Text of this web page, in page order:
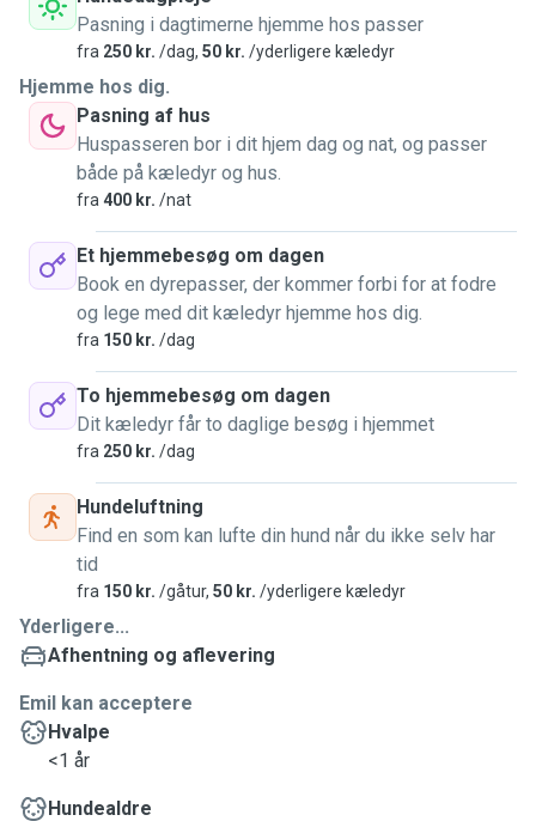
Derudover nyder jeg at tilbringe tid med mine venner, spille
brætspil, skak, lave musik og se en god film.
Jeg har i mange år haft et stort ønske om at have hund, men
pga. diverse arbejds- og boligforhold, har det desværre
ikke været muligt.
Efter at være flyttet fra Esbjerg til Aarhus, har jeg fået mere
tid samt gode boligforhold for kæledyr. Jeg har slået mig
ned sammen med 2 venner i en stor lejlighed i stueetagen
bl.a. med terasse koblet sammen med et stort grønt
gårdmiljø, og en skøn park lige overfor. 🌳
Eftersom jeg har bil, er der både mulighed for at hente og
afhente, samt tage hunde med på eventyr! 🐕
Jeg vil meget gerne mødes på forhånd, så vi kan se
hinanden an, således i er sikre på at jeres kæledyr
efterlades i gode hænder! 😇
Pasning i dagtimerne hjemme hos passer
fra 250 kr. /dag, 50 kr. /yderligere kæledyr
Hjemme hos dig.
Pasning af hus
Huspasseren bor i dit hjem dag og nat, og passer
både på kæledyr og hus.
fra 400 kr. /nat
Et hjemmebesøg om dagen
Book en dyrepasser, der kommer forbi for at fodre
og lege med dit kæledyr hjemme hos dig.
fra 150 kr. /dag
To hjemmebesøg om dagen
Dit kæledyr får to daglige besøg i hjemmet
fra 250 kr. /dag
Hundeluftning
Find en som kan lufte din hund når du ikke selv har
tid
fra 150 kr. /gåtur, 50 kr. /yderligere kæledyr
Yderligere...
Afhentning og aflevering
Emil kan acceptere
Hvalpe
<1 år
Hundealdre